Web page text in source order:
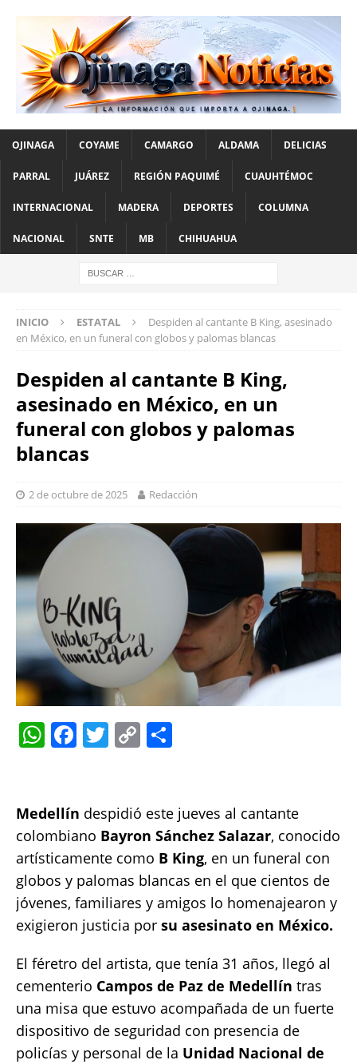
OJINAGA COYAME CAMARGO ALDAMA DELICIAS
PARRAL JUÁREZ REGIÓN PAQUIMÉ CUAUHTÉMOC
INTERNACIONAL MADERA DEPORTES COLUMNA
NACIONAL SNTE MB CHIHUAHUA
INICIO ESTATAL
Despiden al cantante B King, asesinado
en México, en un funeral con globos y palomas blancas
Despiden al cantante B King,
asesinado en México, en un
funeral con globos y palomas
blancas
2 de octubre de 2025 Redacción
W
s
A
p
p
F
e
b
o
o
k
T
te
r
C
y
Li
n
k
re
Medellín despidió este jueves al cantante
colombiano Bayron Sánchez Salazar, conocido
artísticamente como B King, en un funeral con
globos y palomas blancas en el que cientos de
jóvenes, familiares y amigos lo homenajearon y
exigieron justicia por su asesinato en México.
El féretro del artista, que tenía 31 años, llegó al
cementerio Campos de Paz de Medellín tras
una misa que estuvo acompañada de un fuerte
dispositivo de seguridad con presencia de
policías y personal de la Unidad Nacional de